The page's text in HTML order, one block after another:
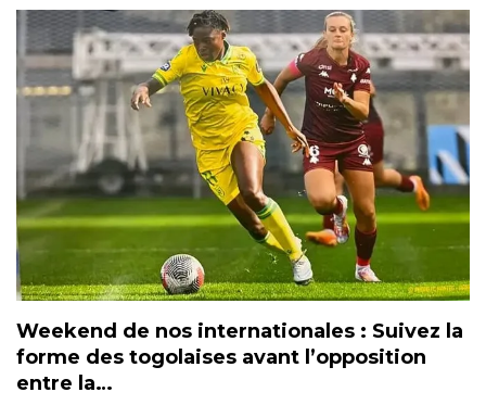
Weekend de nos internationales : Suivez la
forme des togolaises avant l’opposition
entre la…